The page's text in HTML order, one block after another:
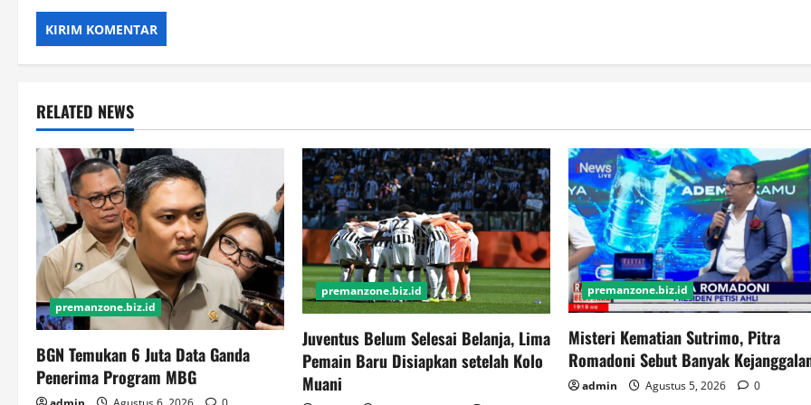
RELATED NEWS
premanzone.biz.id
BGN Temukan 6 Juta Data Ganda
Penerima Program MBG
premanzone.biz.id
Juventus Belum Selesai Belanja, Lima
Pemain Baru Disiapkan setelah Kolo
Muani
premanzone.biz.id
Misteri Kematian Sutrimo, Pitra
Romadoni Sebut Banyak
admin Agustus 5, 2026 0